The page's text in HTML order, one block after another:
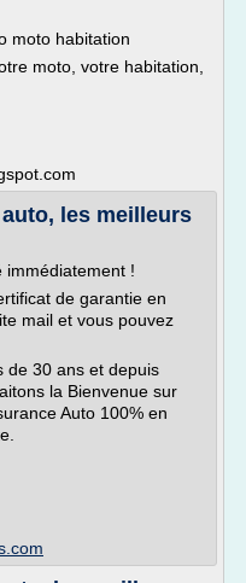
moto habitation
moto, votre habitation,
les meilleurs
immédiatement !
de garantie en
mail et vous pouvez
de 30 ans et depuis
la Bienvenue sur
Auto 100% en